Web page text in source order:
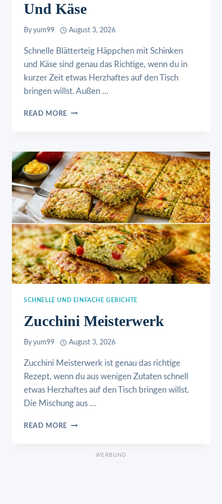
Und Käse
By yum99 August 3, 2026
Schnelle Blätterteig Häppchen mit Schinken
und Käse sind genau das Richtige, wenn du in
kurzer Zeit etwas Herzhaftes auf den Tisch
bringen willst. Außen …
READ MORE SCHNELLE
SCHINKEN
UND
KÄSE
SCHNELLE UND EINFACHE GERICHTE
Zucchini Meisterwerk
By yum99 August 3, 2026
Zucchini Meisterwerk ist genau das richtige
Rezept, wenn du aus wenigen Zutaten schnell
etwas Herzhaftes auf den Tisch bringen willst.
Die Mischung aus …
READ MORE ZUCCHINI
WERBUNG